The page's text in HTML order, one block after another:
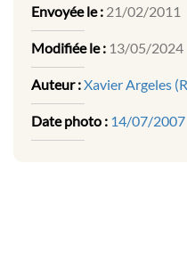
Envoyée le : 21/02/2011
Modifiée le : 13/05/2024
Auteur :Xavier Argeles
Date photo : 14/07/2007